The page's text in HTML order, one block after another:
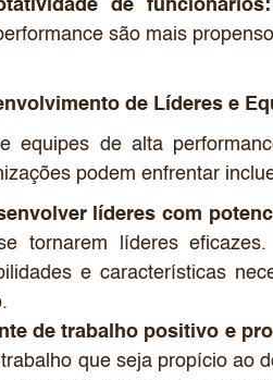
de funcionários:
são mais
de Líderes e
equipes de alta
podem enfrentar
líderes com
tornarem líderes
e características
de trabalho positivo e
que seja propício ao